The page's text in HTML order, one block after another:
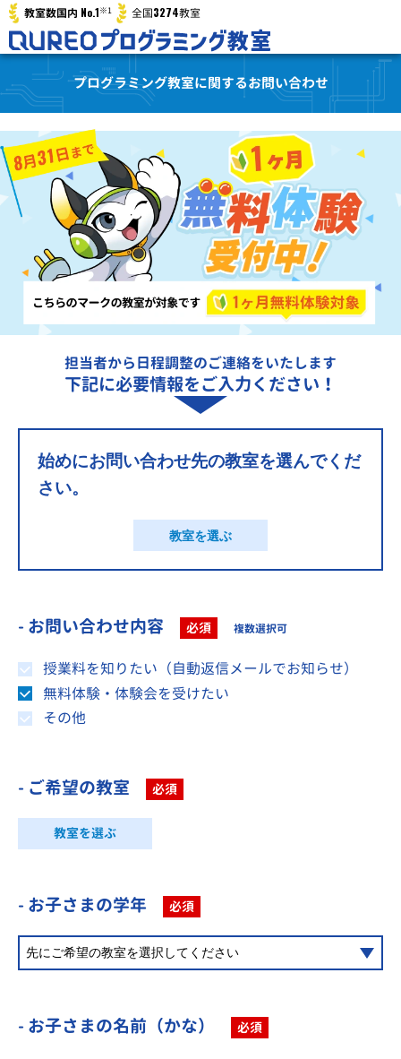
教室数国内 No.1※1 全国3274教室
プログラミング教室に関するお問い合わせ
担当者から日程調整のご連絡をいたします
下記に必要情報をご入力ください！
始めにお問い合わせ先の教室を選んでくだ
さい。
教室を選ぶ
- お問い合わせ内容 必須 複数選択可
授業料を知りたい（自動返信メールでお知らせ）
無料体験・体験会を受けたい
その他
- ご希望の教室 必須
教室を選ぶ
- お子さまの学年 必須
- お子さまの名前（かな） 必須